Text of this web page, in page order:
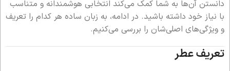
دانستن آن‌ها به شما کمک می‌کند انتخابی هوشمندانه و متناسب
با نیاز خود داشته باشید. در ادامه، به زبان ساده هر کدام را تعریف
و ویژگی‌های اصلی‌شان را بررسی می‌کنیم.
تعریف عطر